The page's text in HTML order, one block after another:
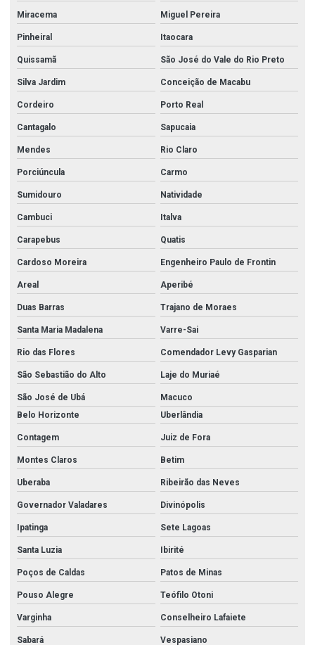
Miracema Miguel Pereira
Pinheiral Itaocara
Quissamã São José do Vale do Rio Preto
Silva Jardim Conceição de Macabu
Cordeiro Porto Real
Cantagalo Sapucaia
Mendes Rio Claro
Porciúncula Carmo
Sumidouro Natividade
Cambuci Italva
Carapebus Quatis
Cardoso Moreira Engenheiro Paulo de Frontin
Areal Aperibé
Duas Barras Trajano de Moraes
Santa Maria Madalena Varre-Sai
Rio das Flores Comendador Levy Gasparian
São Sebastião do Alto Laje do Muriaé
São José de Ubá
Macuco
Belo Horizonte
Uberlândia
Contagem Juiz de Fora
Montes Claros Betim
Uberaba Ribeirão das Neves
Governador Valadares Divinópolis
Ipatinga Sete Lagoas
Santa Luzia Ibirité
Poços de Caldas Patos de Minas
Pouso Alegre Teófilo Otoni
Varginha Conselheiro Lafaiete
Sabará Vespasiano